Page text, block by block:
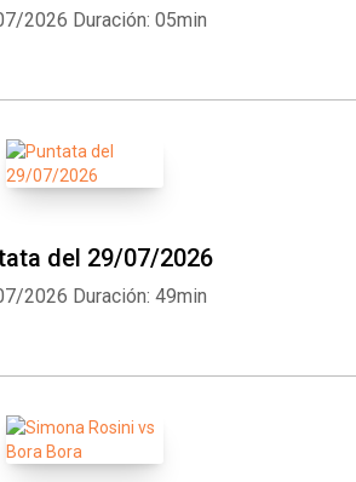
2026 Duración: 05min
del 29/07/2026
2026 Duración: 49min